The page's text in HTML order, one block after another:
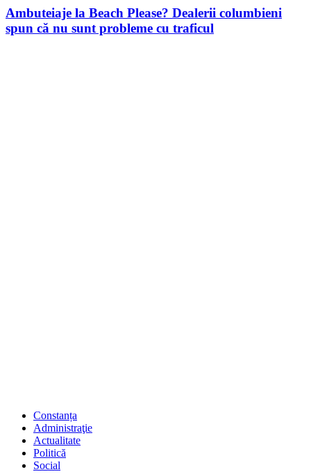
Ambuteiaje la Beach Please? Dealerii columbieni
spun că nu sunt probleme cu traficul
Constanța
Administraţie
Actualitate
Politică
Social